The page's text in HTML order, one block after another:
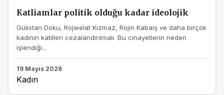
Katliamlar politik olduğu kadar ideolojik
Gülistan Doku, Rojwelat Kızmaz, Rojin Kabaiş ve daha birçok
kadının katilleri cezalandırılmalı. Bu cinayetlerin neden
işlendiği...
19 Mayıs 2026
Kadın